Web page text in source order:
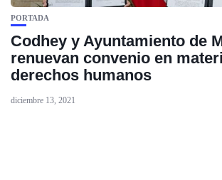
PORTADA
Codhey y Ayuntamiento de
renuevan convenio en
derechos humanos
diciembre 13, 2021